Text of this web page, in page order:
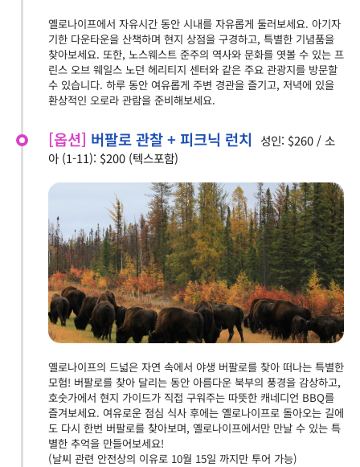
옐로나이프에서 자유시간 동안 시내를 자유롭게 둘러보세요. 아기자
기한 다운타운을 산책하며 현지 상점을 구경하고, 특별한 기념품을
찾아보세요. 또한, 노스웨스트 준주의 역사와 문화를 엿볼 수 있는 프
린스 오브 웨일스 노던 헤리티지 센터와 같은 주요 관광지를 방문할
수 있습니다. 하루 동안 여유롭게 주변 경관을 즐기고, 저녁에 있을
환상적인 오로라 관람을 준비해보세요.
[옵션] 버팔로 관찰 + 피크닉 런치
성인: $260 / 소
아 (1-11): $200 (텍스포함)
옐로나이프의 드넓은 자연 속에서 야생 버팔로를 찾아 떠나는 특별한
모험! 버팔로를 찾아 달리는 동안 아름다운 북부의 풍경을 감상하고,
호숫가에서 현지 가이드가 직접 구워주는 따뜻한 캐네디언 BBQ를
즐겨보세요. 여유로운 점심 식사 후에는 옐로나이프로 돌아오는 길에
도 다시 한번 버팔로를 찾아보며, 옐로나이프에서만 만날 수 있는 특
별한 추억을 만들어보세요!
(날씨 관련 안전상의 이유로 10월 15일 까지만 투어 가능)